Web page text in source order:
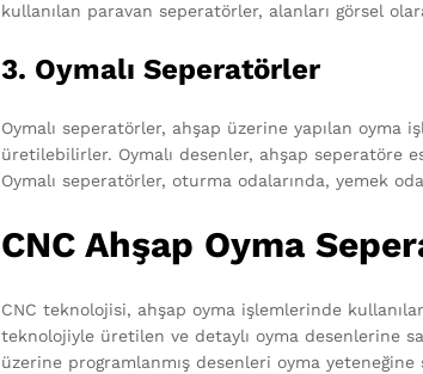
kullanılan paravan seperatörler, alanları görsel
3. Oymalı Seperatörler
Oymalı seperatörler, ahşap üzerine yapılan
üretilebilirler. Oymalı desenler, ahşap seperatöre
Oymalı seperatörler, oturma odalarında, yemek
CNC Ahşap Oyma
CNC teknolojisi, ahşap oyma işlemlerinde
teknolojiyle üretilen ve detaylı oyma desenlerine
üzerine programlanmış desenleri oyma yeteneğine